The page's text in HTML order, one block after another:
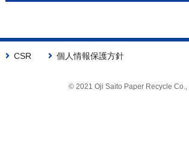
CSR 個人情報保護方針
© 2021 Oji Saito Paper Recycle Co.,